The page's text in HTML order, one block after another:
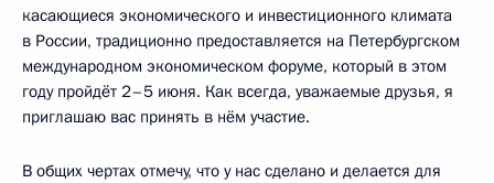
касающиеся экономического и инвестиционного климата
в России, традиционно предоставляется на Петербургском
международном экономическом форуме, который в этом
году пройдёт 2–5 июня. Как всегда, уважаемые друзья, я
приглашаю вас принять в нём участие.
В общих чертах отмечу, что у нас сделано и делается для